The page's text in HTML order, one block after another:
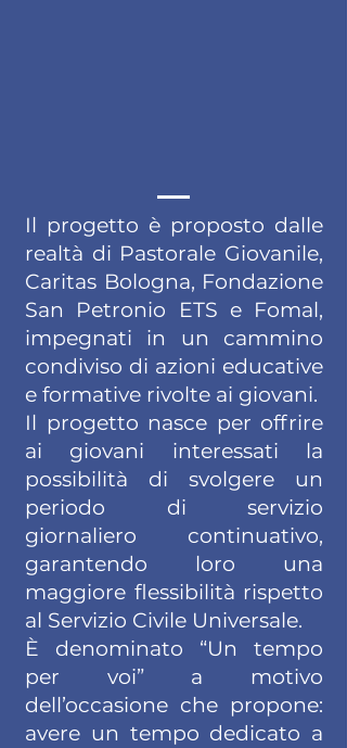
Il progetto è proposto dalle
realtà di Pastorale Giovanile,
Caritas Bologna, Fondazione
San Petronio ETS e Fomal,
impegnati in un cammino
condiviso di azioni educative
e formative rivolte ai giovani.
Il progetto nasce per offrire
ai giovani interessati la
possibilità di svolgere un
periodo di servizio
giornaliero continuativo,
garantendo loro una
maggiore flessibilità rispetto
al Servizio Civile Universale.
È denominato “Un tempo
per voi” a motivo
dell’occasione che propone:
avere un tempo dedicato a